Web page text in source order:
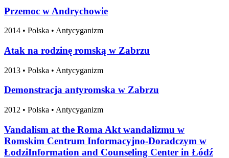
Przemoc w Andrychowie
2014 • Polska • Antycyganizm
Atak na rodzinę romską w Zabrzu
2013 • Polska • Antycyganizm
Demonstracja antyromska w Zabrzu
2012 • Polska • Antycyganizm
Vandalism at the Roma Akt wandalizmu w
Romskim Centrum Informacyjno-Doradczym w
ŁodziInformation and Counseling Center in Łódź